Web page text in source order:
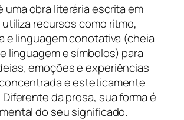
uma obra literária escrita em
recursos como ritmo,
e linguagem conotativa (cheia
linguagem e símbolos) para
emoções e experiências
e esteticamente
da prosa, sua forma é
do seu significado.